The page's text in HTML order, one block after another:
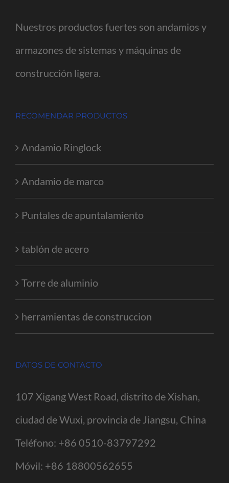
Nuestros productos fuertes son andamios y
armazones de sistemas y máquinas de
construcción ligera.
RECOMENDAR PRODUCTOS
Andamio Ringlock
Andamio de marco
Puntales de apuntalamiento
tablón de acero
Torre de aluminio
herramientas de construccion
DATOS DE CONTACTO
107 Xigang West Road, distrito de Xishan,
ciudad de Wuxi, provincia de Jiangsu, China
Teléfono: +86 0510-83797292
Móvil: +86 18800562655